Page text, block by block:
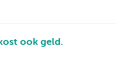
ook geld.